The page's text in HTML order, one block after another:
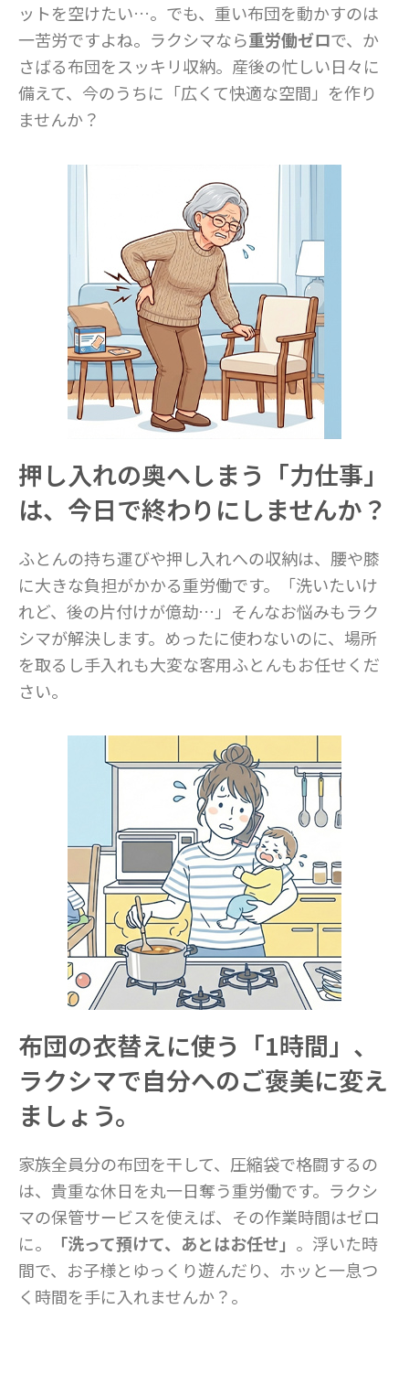
ットを空けたい…。でも、重い布団を動かすのは
一苦労ですよね。ラクシマなら重労働ゼロで、か
さばる布団をスッキリ収納。産後の忙しい日々に
備えて、今のうちに「広くて快適な空間」を作り
ませんか？
押し入れの奥へしまう「力仕事」
は、今日で終わりにしませんか？
ふとんの持ち運びや押し入れへの収納は、腰や膝
に大きな負担がかかる重労働です。「洗いたいけ
れど、後の片付けが億劫…」そんなお悩みもラク
シマが解決します。めったに使わないのに、場所
を取るし手入れも大変な客用ふとんもお任せくだ
さい。
布団の衣替えに使う「1時間」、
ラクシマで自分へのご褒美に変え
ましょう。
家族全員分の布団を干して、圧縮袋で格闘するの
は、貴重な休日を丸一日奪う重労働です。ラクシ
マの保管サービスを使えば、その作業時間はゼロ
に。
「洗って預けて、あとはお任せ」 。浮いた時
間で、お子様とゆっくり遊んだり、ホッと一息つ
く時間を手に入れませんか？。